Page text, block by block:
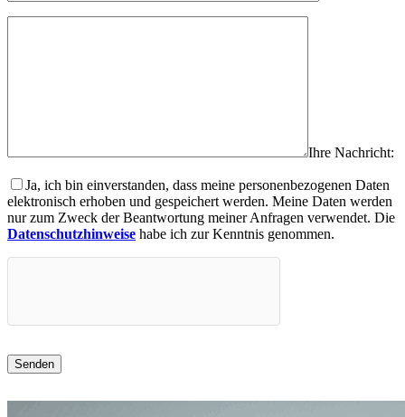
Ihre Nachricht:
Ja, ich bin einverstanden, dass meine personenbezogenen Daten
elektronisch erhoben und gespeichert werden. Meine Daten werden
nur zum Zweck der Beantwortung meiner Anfragen verwendet. Die
Datenschutzhinweise habe ich zur Kenntnis genommen.